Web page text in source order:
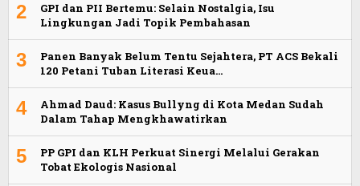
2
GPI dan PII Bertemu: Selain Nostalgia, Isu
Lingkungan Jadi Topik Pembahasan
3
Panen Banyak Belum Tentu Sejahtera, PT ACS Bekali
120 Petani Tuban Literasi Keua…
4
Ahmad Daud: Kasus Bullyng di Kota Medan Sudah
Dalam Tahap Mengkhawatirkan
5
PP GPI dan KLH Perkuat Sinergi Melalui Gerakan
Tobat Ekologis Nasional